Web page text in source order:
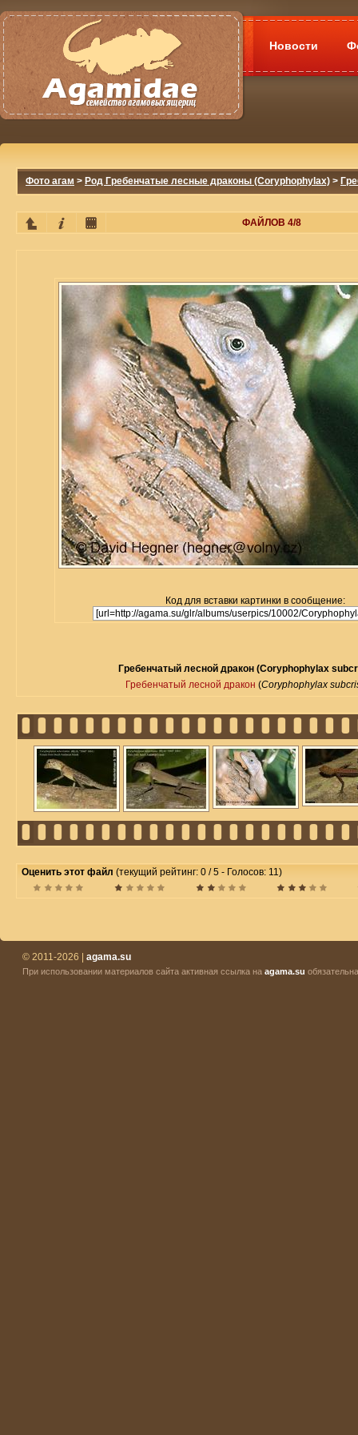
Новости
Фото агам > Род Гребенчатые лесные драконы (Coryphophylax) >
ФАЙЛОВ 4/8
Код для вставки картинки в сообщение:
Гребенчатый лесной дракон (Coryphophylax
Гребенчатый лесной дракон (Coryphophylax
Оценить этот файл (текущий рейтинг: 0 / 5 - Голосов: 11)
© 2011-2026 | agama.su
При использовании материалов сайта активная ссылка на agama.su